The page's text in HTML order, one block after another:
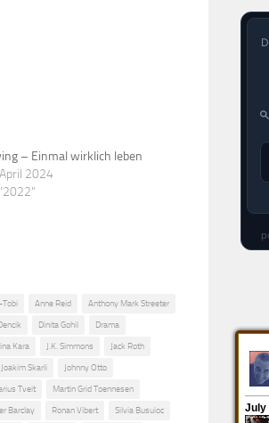
– Einmal wirklich leben
2024
Tobi Anne Reid Anthony Mark Streeter
Dinita Gohil Drama
Kara J.K. Simmons Jack Roth
Joakim Skarli Johnny Otto
Tveit Martin Grid Toennesen
Barclay Ronan Vibert Silvia Busuioc